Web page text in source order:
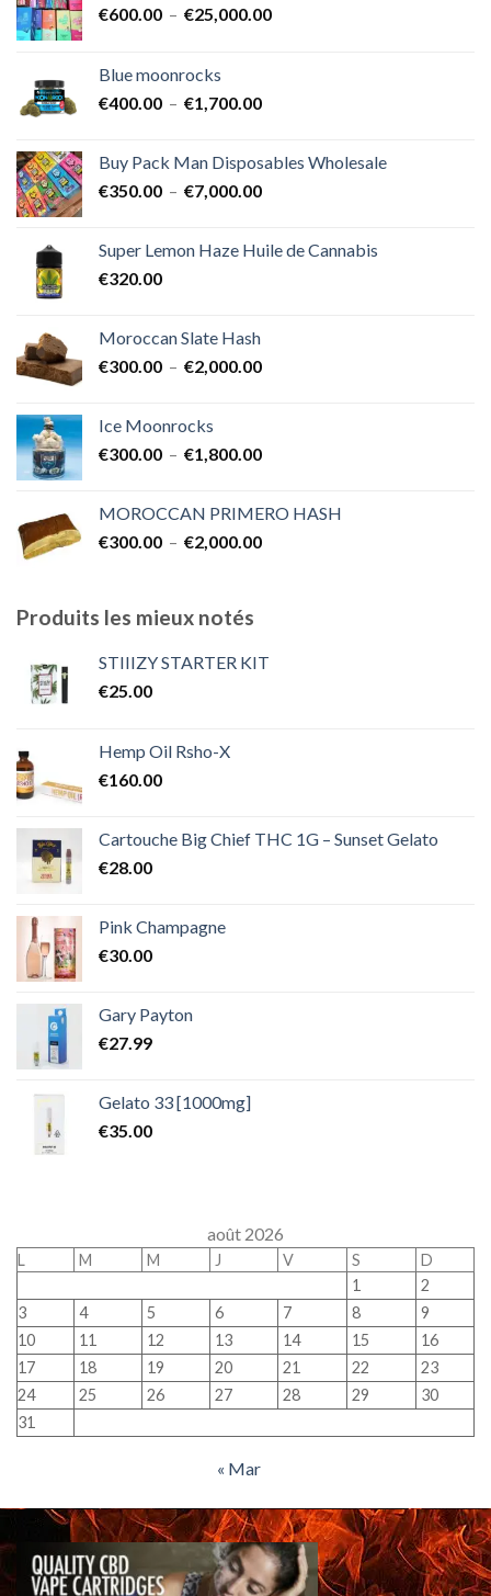
€600.00 – €25,000.00Plage
Blue moonrocks
€400.00 – €1,700.00Plage
€400.00
à
Buy Pack Man Disposables Wholesale
€350.00 – €7,000.00Plage
€350.00
Super Lemon Haze Huile de Cannabis
€320.00
Moroccan Slate Hash
€300.00 – €2,000.00Plage
à
Ice Moonrocks
€300.00 – €1,800.00Plage
€300.00
à
MOROCCAN PRIMERO HASH
€300.00 – €2,000.00Plage
€2,000.00
Produits les mieux notés
STIIIZY STARTER KIT
€25.00
Hemp Oil Rsho-X
€160.00
Cartouche Big Chief THC 1G – Sunset Gelato
€28.00
Pink Champagne
€30.00
Gary Payton
€27.99
Gelato 33 [1000mg]
€35.00
août 2026
L M M J V S
D
1
2
3
4 5 6 7 8
9
10
11 12 13 14 15
16
17
18 19 20 21 22
23
24
25 26 27 28 29
30
31
« Mar